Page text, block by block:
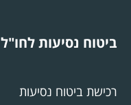
ביטוח נסיעות לחו"ל
רכישת ביטוח נסיעות